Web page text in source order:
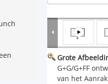
Grote
G+G/G+FF
van het